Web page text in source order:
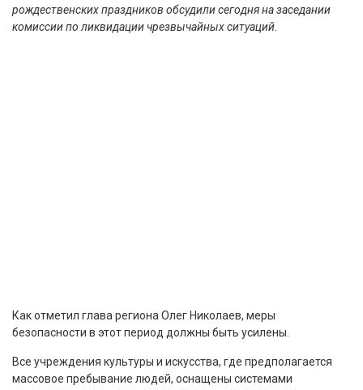
рождественских праздников обсудили сегодня на заседании
комиссии по ликвидации чрезвычайных ситуаций.
Как отметил глава региона Олег Николаев, меры
безопасности в этот период должны быть усилены.
Все учреждения культуры и искусства, где предполагается
массовое пребывание людей, оснащены системами